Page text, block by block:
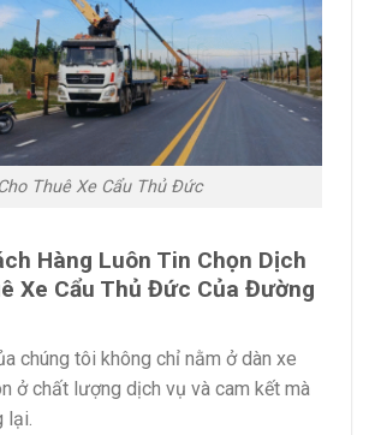
Cho Thuê Xe Cẩu Thủ Đức
Hàng Luôn Tin Chọn Dịch
Xe Cẩu Thủ Đức Của Đường
chúng tôi không chỉ nằm ở dàn xe
ở chất lượng dịch vụ và cam kết mà
lại.